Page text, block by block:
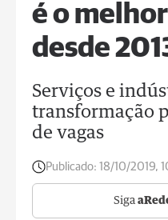
é o
desde
Serviços e
transformação
de vagas
Publicado: 18/10/2019,
Siga